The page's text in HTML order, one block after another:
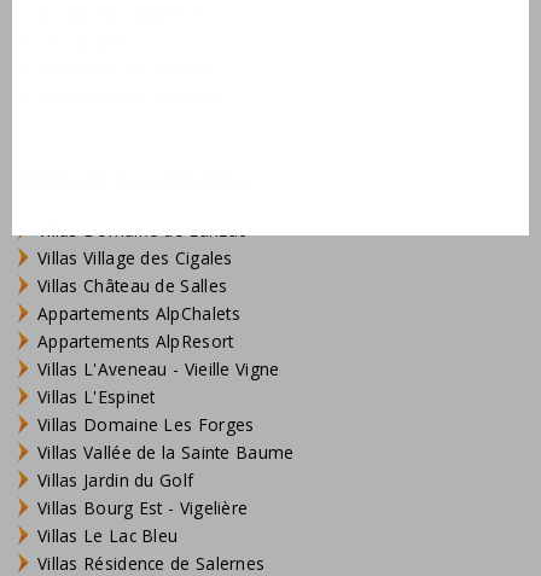
Villas Domaine de Lanzac
Villas Village des Cigales
Villas Château de Salles
Appartements AlpChalets
Appartements AlpResort
Villas L'Aveneau - Vieille Vigne
Villas L'Espinet
Villas Domaine Les Forges
Villas Vallée de la Sainte Baume
Villas Jardin du Golf
Villas Bourg Est - Vigelière
Villas Le Lac Bleu
Villas Résidence de Salernes